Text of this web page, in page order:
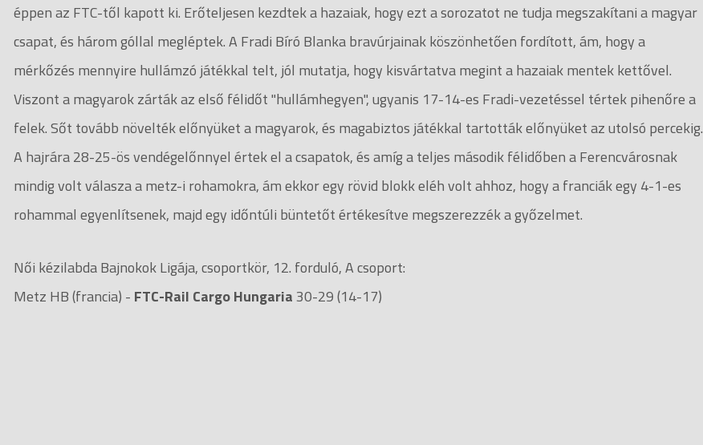
éppen az FTC-től kapott ki. Erőteljesen kezdtek a hazaiak, hogy ezt a sorozatot ne tudja megszakítani a magyar
csapat, és három góllal megléptek. A Fradi Bíró Blanka bravúrjainak köszönhetően fordított, ám, hogy a
mérkőzés mennyire hullámzó játékkal telt, jól mutatja, hogy kisvártatva megint a hazaiak mentek kettővel.
Viszont a magyarok zárták az első félidőt "hullámhegyen", ugyanis 17-14-es Fradi-vezetéssel tértek pihenőre a
felek. Sőt tovább növelték előnyüket a magyarok, és magabiztos játékkal tartották előnyüket az utolsó percekig.
A hajrára 28-25-ös vendégelőnnyel értek el a csapatok, és amíg a teljes második félidőben a Ferencvárosnak
mindig volt válasza a metz-i rohamokra, ám ekkor egy rövid blokk eléh volt ahhoz, hogy a franciák egy 4-1-es
rohammal egyenlítsenek, majd egy időntúli büntetőt értékesítve megszerezzék a győzelmet.
Női kézilabda Bajnokok Ligája, csoportkör, 12. forduló, A csoport:
Metz HB (francia) - FTC-Rail Cargo Hungaria 30-29 (14-17)